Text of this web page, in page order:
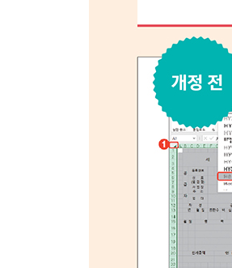
CHAPTER 05 데이터베
083 텍스트 파일로 데이
084 구분 기호로 텍스트
085 중복 데이터 제거하
086 동일한 항목으로 데
087 셀 값을 기준으로 정
088 사용자가 지정한 순서
089 SUBTOTAL 함수로 부
090 자동 필터로 데이터